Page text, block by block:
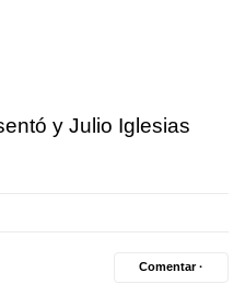
y Julio Iglesias
Comentar ·